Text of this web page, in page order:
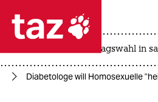
 taz zahl ich
taz zahl ich
landtagswahl in
Diabetologe will Homosexuelle